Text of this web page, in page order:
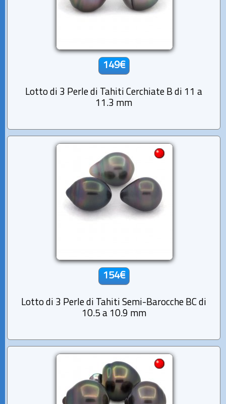
149€
Lotto di 3 Perle di Tahiti Cerchiate B di 11 a
11.3 mm
154€
Lotto di 3 Perle di Tahiti Semi-Barocche BC di
10.5 a 10.9 mm